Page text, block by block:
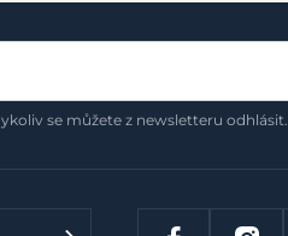
se můžete z newsletteru odhlásit.